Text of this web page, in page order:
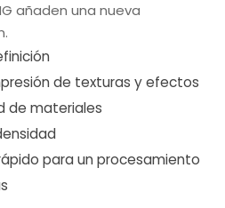
añaden una nueva
de texturas y efectos
de materiales
para un procesamiento